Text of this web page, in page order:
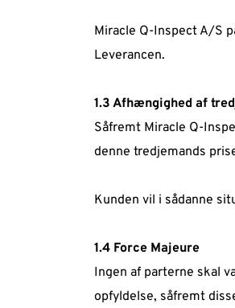
Miracle Q-Inspect A/S
Leverancen.
1.3 Afhængighed af
Såfremt Miracle Q-
denne tredjemands
Kunden vil i sådanne
1.4 Force Majeure
Ingen af parterne skal
opfyldelse, såfremt